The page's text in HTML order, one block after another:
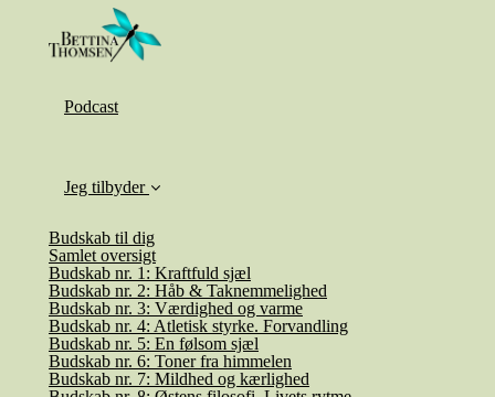
Podcast
Jeg tilbyder
Budskab til dig
Samlet oversigt
Budskab nr. 1: Kraftfuld sjæl
Budskab nr. 2: Håb & Taknemmelighed
Budskab nr. 3: Værdighed og varme
Budskab nr. 4: Atletisk styrke. Forvandling
Budskab nr. 5: En følsom sjæl
Budskab nr. 6: Toner fra himmelen
Budskab nr. 7: Mildhed og kærlighed